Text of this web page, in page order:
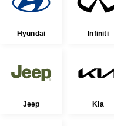
Hyundai Infiniti
Jeep Kia